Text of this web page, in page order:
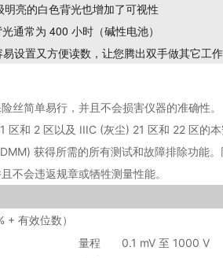
亮的白色背光也增加了可视性
通常为 400 小时（碱性电池）
设置又方便读数，让您腾出双手做其它工作
丝简单易行，并且不会损害仪器的准确性。
区和 2 区以及 IIIC (灰尘) 21 区和 22 区的
获得所需的所有测试和故障排除功能
不会违返规章或牺牲测量性能。
+ 有效位数）
量程
0.1 mV 至 1000 V